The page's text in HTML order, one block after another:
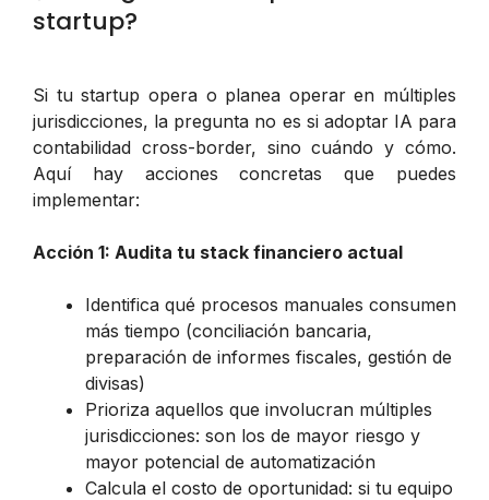
startup?
Si tu startup opera o planea operar en múltiples
jurisdicciones, la pregunta no es siadoptar IA para
contabilidad cross-border, sinocuándo ycómo.
Aquí hay acciones concretas que puedes
implementar:
Acción 1: Audita tu stack financiero actual
Identifica qué procesos manuales consumen
más tiempo (conciliación bancaria,
preparación de informes fiscales, gestión de
divisas)
Prioriza aquellos que involucran múltiples
jurisdicciones: son los de mayor riesgo y
mayor potencial de automatización
Calcula el costo de oportunidad: si tu equipo